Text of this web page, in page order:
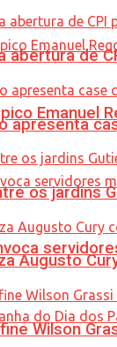
Emanuel
abertura de
apresenta
os jardins
Augusto
Wilson